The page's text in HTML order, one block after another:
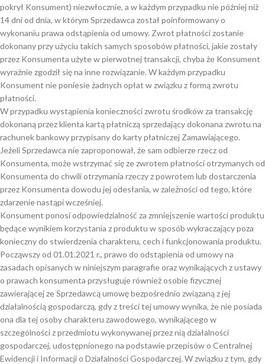
pokrył Konsument) niezwłocznie, a w każdym przypadku nie później niż
14 dni od dnia, w którym Sprzedawca został poinformowany o
wykonaniu prawa odstąpienia od umowy. Zwrot płatności zostanie
dokonany przy użyciu takich samych sposobów płatności, jakie zostały
przez Konsumenta użyte w pierwotnej transakcji, chyba że Konsument
wyraźnie zgodził się na inne rozwiązanie. W każdym przypadku
Konsument nie poniesie żadnych opłat w związku z formą zwrotu
płatności.
W przypadku wystąpienia konieczności zwrotu środków za transakcję
dokonaną przez klienta kartą płatniczą sprzedający dokonana zwrotu na
rachunek bankowy przypisany do karty płatniczej Zamawiającego.
Jeżeli Sprzedawca nie zaproponował, że sam odbierze rzecz od
Konsumenta, może wstrzymać się ze zwrotem płatności otrzymanych od
Konsumenta do chwili otrzymania rzeczy z powrotem lub dostarczenia
przez Konsumenta dowodu jej odesłania, w zależności od tego, które
zdarzenie nastąpi wcześniej.
Konsument ponosi odpowiedzialność za zmniejszenie wartości produktu
będące wynikiem korzystania z produktu w sposób wykraczający poza
konieczny do stwierdzenia charakteru, cech i funkcjonowania produktu.
Począwszy od 01.01.2021 r., prawo do odstąpienia od umowy na
zasadach opisanych w niniejszym paragrafie oraz wynikających z ustawy
o prawach konsumenta przysługuje również osobie fizycznej
zawierającej ze Sprzedawcą umowę bezpośrednio związaną z jej
działalnością gospodarczą, gdy z treści tej umowy wynika, że nie posiada
ona dla tej osoby charakteru zawodowego, wynikającego w
szczególności z przedmiotu wykonywanej przez nią działalności
gospodarczej, udostępnionego na podstawie przepisów o Centralnej
Ewidencji i Informacji o Działalności Gospodarczej. W związku z tym, gdy